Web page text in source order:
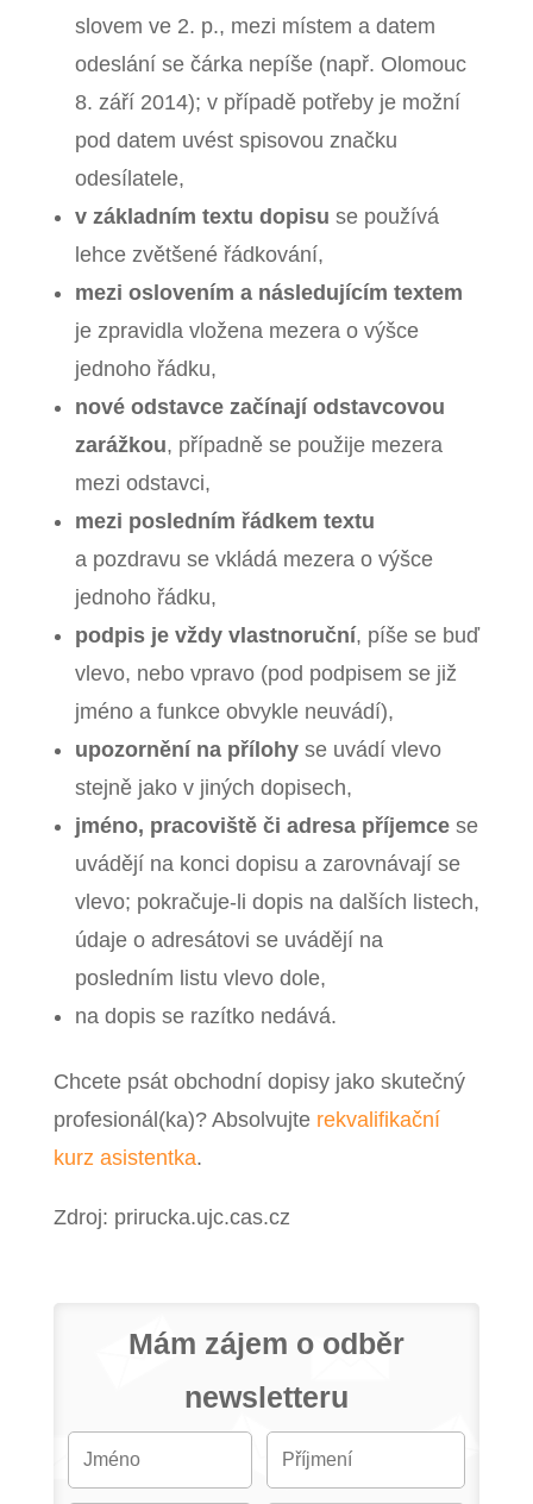
slovem ve 2. p., mezi místem a datem
odeslání se čárka nepíše (např. Olomouc
8. září 2014); v případě potřeby je možní
pod datem uvést spisovou značku
odesílatele,
v základním textu dopisu se používá
lehce zvětšené řádkování,
mezi oslovením a následujícím textem
je zpravidla vložena mezera o výšce
jednoho řádku,
nové odstavce začínají odstavcovou
zarážkou, případně se použije mezera
mezi odstavci,
mezi posledním řádkem textu
a pozdravu se vkládá mezera o výšce
jednoho řádku,
podpis je vždy vlastnoruční, píše se buď
vlevo, nebo vpravo (pod podpisem se již
jméno a funkce obvykle neuvádí),
upozornění na přílohyse uvádí vlevo
stejně jako v jiných dopisech,
jméno, pracoviště či adresa příjemcese
uvádějí na konci dopisu a zarovnávají se
vlevo; pokračuje‑li dopis na dalších listech,
údaje o adresátovi se uvádějí na
posledním listu vlevo dole,
na dopis se razítko nedává.
Chcete psát obchodní dopisy jako skutečný
profesionál(ka)? Absolvujte rekvalifikační
kurz asistentka.
Zdroj: prirucka.ujc.cas.cz
Mám zájem o odběr
newsletteru